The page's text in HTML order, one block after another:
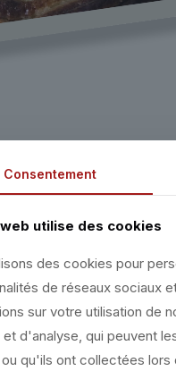
en tranches fines.
raisins secs et les
manqué puis versez
biscottes au milieu de
Consentement
utilise des cookies
des cookies pour
de réseaux sociaux
sur votre utilisation de
d'analyse, qui peuvent
qu'ils ont collectées